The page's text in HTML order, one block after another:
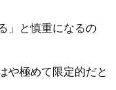
」と慎重になるの
や極めて限定的だと